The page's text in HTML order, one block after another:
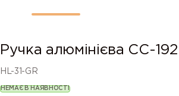
Ручка алюмінієва СС-
HL-31-GR
НЕМАЄ В НАЯВНОСТІ